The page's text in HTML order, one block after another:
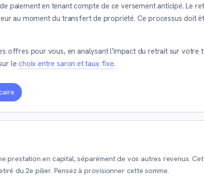
paiement en tenant compte de ce versement anticipé. Le
au moment du transfert de propriété. Ce processus doit
offres pour vous, en analysant l'impact du retrait sur votre
lechoix entre saron et taux fixe.
prestation en capital, séparément de vos autres revenus.
du 2e pilier. Pensez à provisionner cette somme.